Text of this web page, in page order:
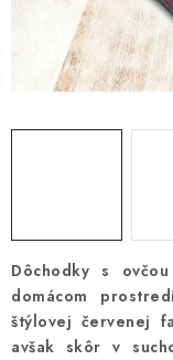
Dôchodky s
domácom
štýlovej červenej
avšak skôr v